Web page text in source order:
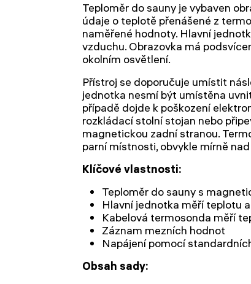
Teploměr do sauny je vybaven
údaje o teplotě přenášené z
naměřené hodnoty. Hlavní
vzduchu. Obrazovka má
okolním osvětlení.
Přístroj se doporučuje umístit
jednotka nesmí být umístěna
případě dojde k poškození
rozkládací stolní stojan nebo
magnetickou zadní stranou.
parní místnosti, obvykle mírně
Klíčové vlastnosti:
Teploměr do sauny s
Hlavní jednotka měří teplotu
Kabelová termosonda měří
Záznam mezních hodnot
Napájení pomocí
Obsah sady: